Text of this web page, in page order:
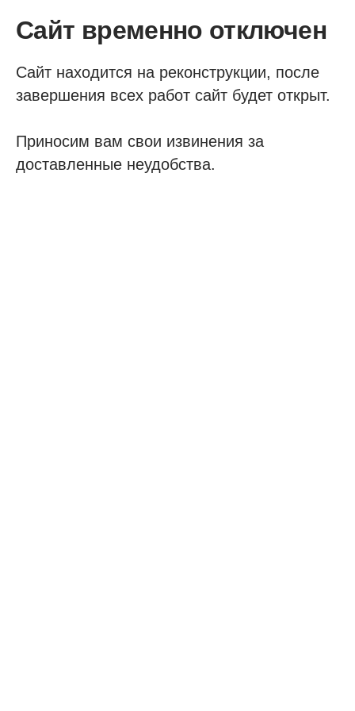
Сайт временно отключен
Сайт находится на реконструкции, после
завершения всех работ сайт будет открыт.
Приносим вам свои извинения за
доставленные неудобства.